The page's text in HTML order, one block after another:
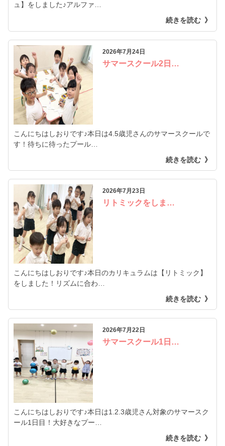
ュ】をしました♪アルファ…
続きを読む
2026年7月24日
サマースクール2日…
こんにちはしおりです♪本日は4.5歳児さんのサマースクールで
す！待ちに待ったプール…
続きを読む
2026年7月23日
リトミックをしま…
こんにちはしおりです♪本日のカリキュラムは【リトミック】
をしました！リズムに合わ…
続きを読む
2026年7月22日
サマースクール1日…
こんにちはしおりです♪本日は1.2.3歳児さん対象のサマースク
ール1日目！大好きなプー…
続きを読む